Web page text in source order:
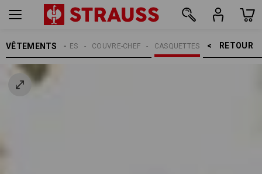
VÊTEMENTS RETOUR    >
CASQUETTES
COUVRE-CHEF
ACCESSOIRES